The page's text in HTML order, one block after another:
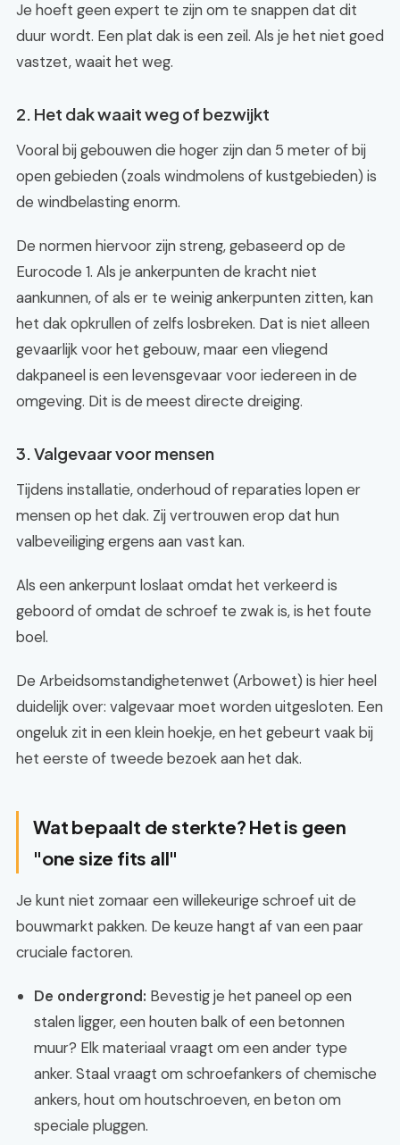
Je hoeft geen expert te zijn om te snappen dat dit
duur wordt. Een plat dak is een zeil. Als je het niet goed
vastzet, waait het weg.
2. Het dak waait weg of bezwijkt
Vooral bij gebouwen die hoger zijn dan 5 meter of bij
open gebieden (zoals windmolens of kustgebieden) is
de windbelasting enorm.
De normen hiervoor zijn streng, gebaseerd op de
Eurocode 1. Als je ankerpunten de kracht niet
aankunnen, of als er te weinig ankerpunten zitten, kan
het dak opkrullen of zelfs losbreken. Dat is niet alleen
gevaarlijk voor het gebouw, maar een vliegend
dakpaneel is een levensgevaar voor iedereen in de
omgeving. Dit is de meest directe dreiging.
3. Valgevaar voor mensen
Tijdens installatie, onderhoud of reparaties lopen er
mensen op het dak. Zij vertrouwen erop dat hun
valbeveiliging ergens aan vast kan.
Als een ankerpunt loslaat omdat het verkeerd is
geboord of omdat de schroef te zwak is, is het foute
boel.
De Arbeidsomstandighetenwet (Arbowet) is hier heel
duidelijk over: valgevaar moet worden uitgesloten. Een
ongeluk zit in een klein hoekje, en het gebeurt vaak bij
het eerste of tweede bezoek aan het dak.
Wat bepaalt de sterkte? Het is geen
"one size fits all"
Je kunt niet zomaar een willekeurige schroef uit de
bouwmarkt pakken. De keuze hangt af van een paar
cruciale factoren.
De ondergrond: Bevestig je het paneel op een
stalen ligger, een houten balk of een betonnen
muur? Elk materiaal vraagt om een ander type
anker. Staal vraagt om schroefankers of chemische
ankers, hout om houtschroeven, en beton om
speciale pluggen.